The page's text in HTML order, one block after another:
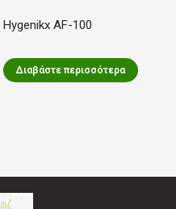
Hygenikx AF-100
Διαβάστε περισσότερα